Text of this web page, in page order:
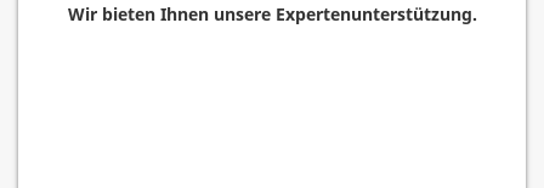
Wir bieten Ihnen unsere Expertenunterstützung.